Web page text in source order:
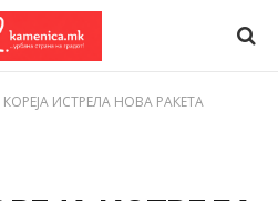
КОРЕЈА ИСТРЕЛА НОВА РАКЕТА